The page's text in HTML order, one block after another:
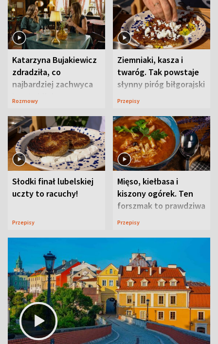
Katarzyna Bujakiewicz
zdradziła, co
najbardziej zachwyca
ją w Lublinie
Rozmowy
Ziemniaki, kasza i
twaróg. Tak powstaje
słynny piróg biłgorajski
Przepisy
Słodki finał lubelskiej
uczty to racuchy!
Przepisy
Mięso, kiełbasa i
kiszony ogórek. Ten
forszmak to prawdziwa
uczta
Przepisy